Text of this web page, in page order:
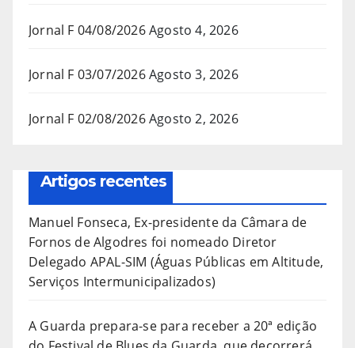
Jornal F 04/08/2026Agosto 4, 2026
Jornal F 03/07/2026Agosto 3, 2026
Jornal F 02/08/2026Agosto 2, 2026
Artigos recentes
Manuel Fonseca, Ex-presidente da Câmara de
Fornos de Algodres foi nomeado Diretor
Delegado APAL-SIM (Águas Públicas em Altitude,
Serviços Intermunicipalizados)
A Guarda prepara-se para receber a 20ª edição